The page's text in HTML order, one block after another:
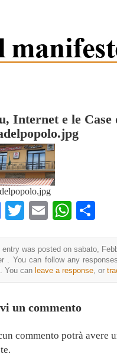
Internet e le Case
Facebook
TwitterEmail
entry was posted on sabato,
. You can follow any
You can leave a response , or
un commento
commento potrà avere